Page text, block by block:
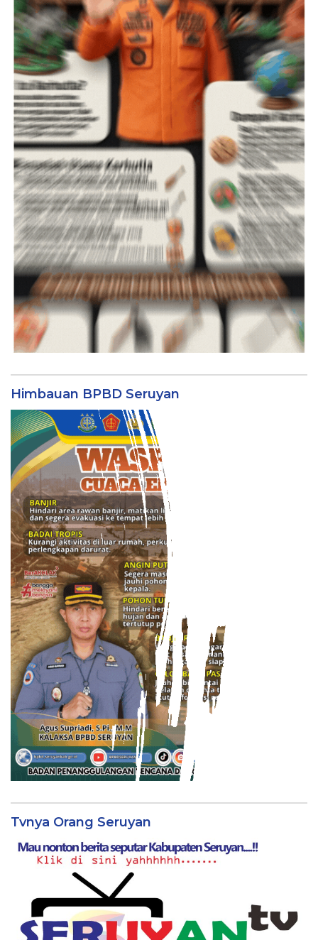
Himbauan BPBD Seruyan
Tvnya Orang Seruyan